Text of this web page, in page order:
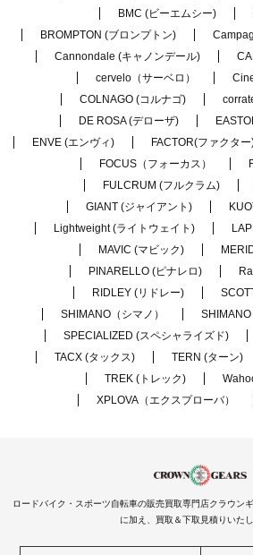
BMC (ビーエムシー)
BROMPTON (ブロンプトン)
Cannondale (キャノンデール)
cervelo（サーベロ）
COLNAGO (コルナゴ)
DE ROSA (デローザ)
ENVE (エンヴィ)
FACTOR(ファクタ
FOCUS（フォーカス）
FULCRUM (フルクラム)
GIANT (ジャイアント)
Lightweight (ライトウェイト)
MAVIC (マビック)
PINARELLO (ピナレロ)
RIDLEY (リドレー)
SHIMANO（シマノ）
SPECIALIZED (スペシャライズド)
TACX (タックス)
TERN (ターン)
TREK (トレック)
XPLOVA（エクスプローバ）
ロードバイク・スポーツ自転車の販売買取専門店クラウ
に加え、買取＆下取見積りいたし